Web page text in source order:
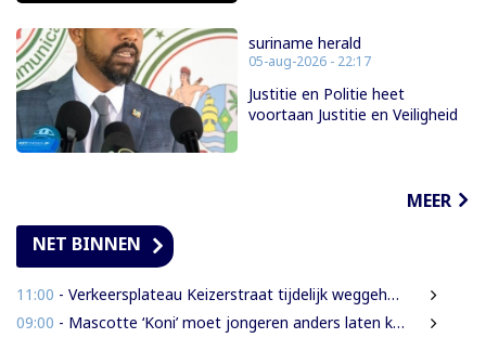
suriname herald
05-aug-2026 - 22:17
Justitie en Politie heet
voortaan Justitie en Veiligheid
MEER
NET BINNEN
11:00 - Verkeersplateau Keizerstraat tijdelijk weggehaald vanwege chaos rond Domineestraat
09:00 - Mascotte ‘Koni’ moet jongeren anders laten kijken naar Surinaamse houtsector